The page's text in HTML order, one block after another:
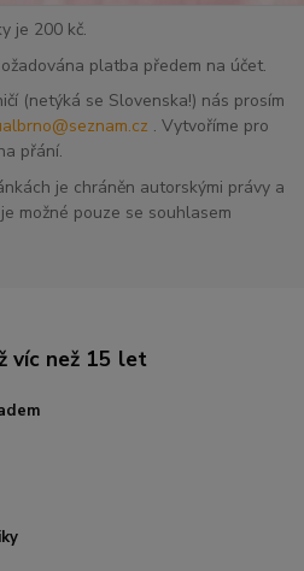
je 200 kč.
platba předem na účet.
(netýká se Slovenska!) nás prosím
. Vytvoříme pro
přání.
je chráněn autorskými právy a
možné pouze se souhlasem
víc než 15 let